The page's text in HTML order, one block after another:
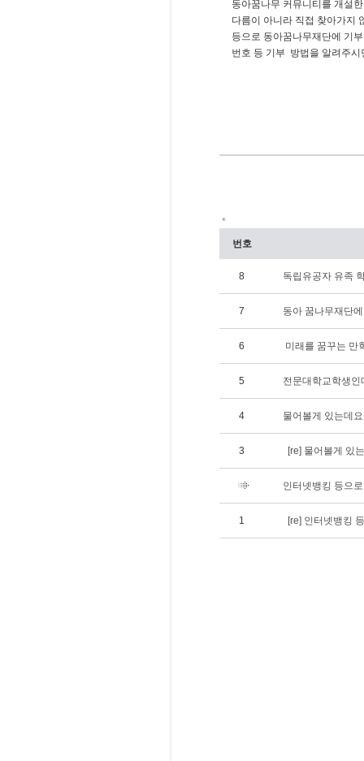
동아꿈나무 커뮤니티를 개설
다름이 아니라 직접 찾아가지
등으로 동아꿈나무재단에 기
번호 등 기부 방법을 알려주시
*
번호
8 독립유공자 유족
7 동아 꿈나무재단
6 미래를 꿈꾸는 만
5 전문대학교학생인
4 물어볼게 있는데
3 [re] 물어볼게 있
인터넷뱅킹 등으
1 [re] 인터넷뱅킹